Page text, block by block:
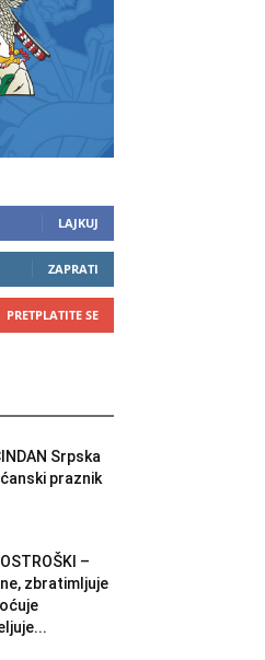
LAJKUJ
ZAPRATI
PRETPLATITE SE
Srpska
praznik
–
zbratimljuje